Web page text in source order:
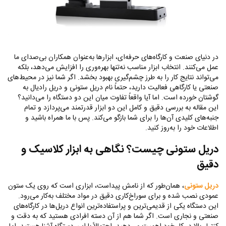
در دنیای صنعت و کارگاه‌های حرفه‌ای، ابزارها به‌عنوان همکاران بی‌صدای ما
عمل می‌کنند. انتخاب ابزار مناسب نه‌تنها بهره‌وری را افزایش می‌دهد، بلکه
می‌تواند نتایج کار را به طرز چشم‌گیری بهبود بخشد. اگر شما نیز در محیط‌های
صنعتی یا کارگاهی فعالیت دارید، حتماً نام دریل ستونی و دریل رادیال به
گوشتان خورده است. اما آیا واقعاً تفاوت میان این دو دستگاه را می‌دانید؟
این مقاله به بررسی دقیق و کامل این دو ابزار قدرتمند می‌پردازد و تمام
جنبه‌های کلیدی آن‌ها را برای شما بازگو می‌کند. پس با ما همراه باشید و
اطلاعات خود را به‌روز کنید.
دریل ستونی چیست؟ نگاهی به ابزار کلاسیک و
دقیق
دریل ستونی، همان‌طور که از نامش پیداست، ابزاری است که روی یک ستون
عمودی نصب شده و برای سوراخ‌کاری دقیق در مواد مختلف به‌کار می‌رود.
این دستگاه یکی از قدیمی‌ترین و پراستفاده‌ترین انواع دریل‌ها در کارگاه‌های
صنعتی و نجاری است. اگر شما هم از آن دسته افرادی هستید که به دقت و